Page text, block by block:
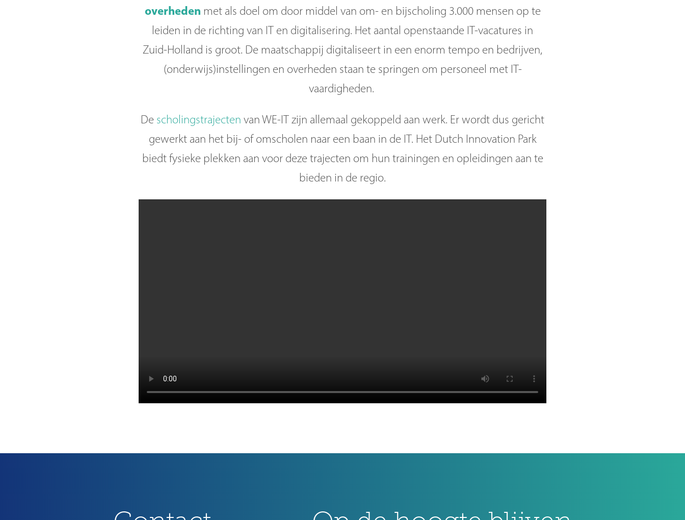
overheden met als doel om door middel van om- en bijscholing 3.000 mensen op te
leiden in de richting van IT en digitalisering. Het aantal openstaande IT-vacatures in
Zuid-Holland is groot. De maatschappij digitaliseert in een enorm tempo en bedrijven,
(onderwijs)instellingen en overheden staan te springen om personeel met IT-
vaardigheden.
De scholingstrajecten van WE-IT zijn allemaal gekoppeld aan werk. Er wordt dus gericht
gewerkt aan het bij- of omscholen naar een baan in de IT. Het Dutch Innovation Park
biedt fysieke plekken aan voor deze trajecten om hun trainingen en opleidingen aan te
bieden in de regio.